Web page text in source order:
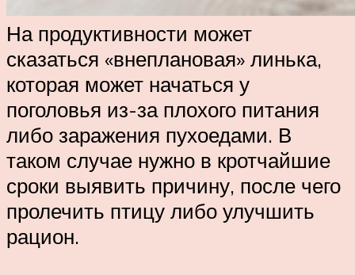
На продуктивности может
сказаться «внеплановая» линька,
которая может начаться у
поголовья из-за плохого питания
либо заражения пухоедами. В
таком случае нужно в кротчайшие
сроки выявить причину, после чего
пролечить птицу либо улучшить
рацион.